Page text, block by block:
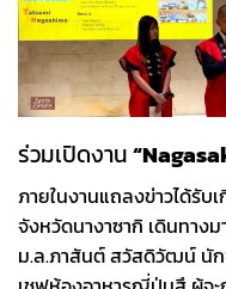
ร่วมเปิดงาน
ภายในงานแถลงข่าวได้รับ
จังหวัดนางาซากิ เดินทาง
ม.ล.ภาสันต์ สวัสดิวัฒน์ นัก